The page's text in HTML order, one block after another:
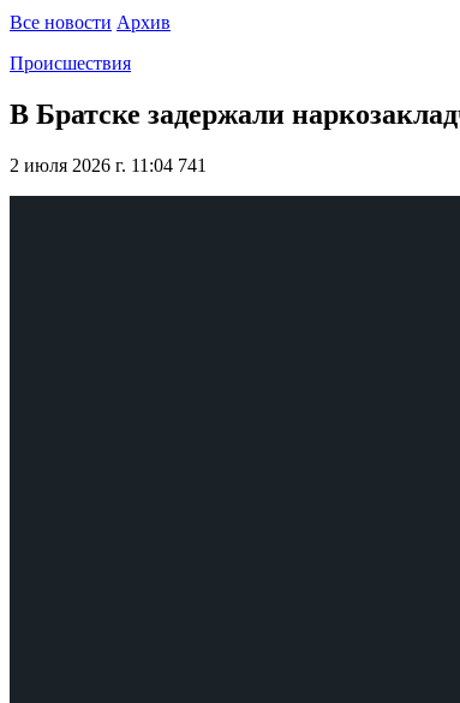
Все новости Архив
Происшествия
В Братске задержали
2 июля 2026 г. 11:04 741